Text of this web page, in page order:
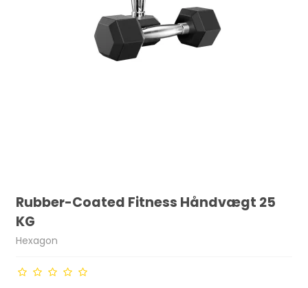
Rubber-Coated Fitness Håndvægt 25
KG
Hexagon